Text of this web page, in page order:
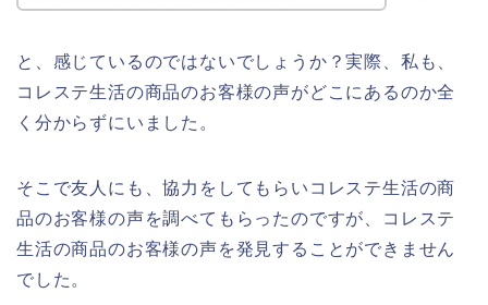
と、感じているのではないでしょうか？実際、私も、
コレステ生活の商品のお客様の声がどこにあるのか全
く分からずにいました。
そこで友人にも、協力をしてもらいコレステ生活の商
品のお客様の声を調べてもらったのですが、コレステ
生活の商品のお客様の声を発見することができません
でした。